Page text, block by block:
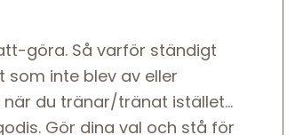
göra. Så varför ständigt
inte blev av eller
när du tränar/tränat istället…
Gör dina val och stå för